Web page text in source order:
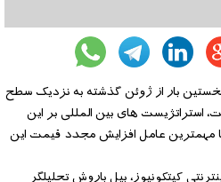
بار از ژوئن گذشته به نزدیک سطح
استراتژیست های بین المللی بر این
مهمترین عامل افزایش مجدد قیمت این